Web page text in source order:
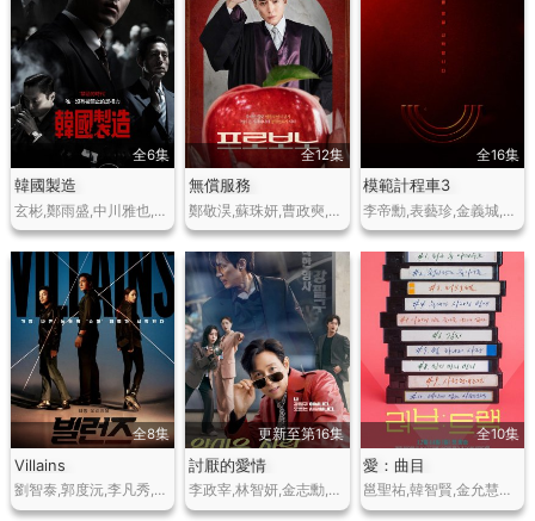
全6集
韓國製造
玄彬,鄭雨盛,中川雅也,元志安,禹棹煥,趙汝貞,徐恩秀…
全12集
無償服務
鄭敬淏,蘇珠妍,曹政奭,李裕英…
全16集
模範計程車3
李帝勳,表藝珍,金義城,張赫鎮,裴侑藍,笠松將…
全8集
Villains
劉智泰,郭度沅,李凡秀,李珉廷,金志原…
更新至第16集
討厭的愛情
李政宰,林智妍,金志勳,徐智慧,吳漣序,崔奎華,全晟佑…
全10集
愛：曲目
邕聖祐,韓智賢,金允慧…